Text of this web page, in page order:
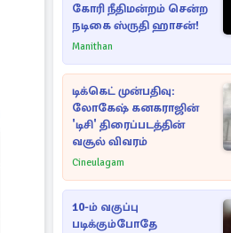
கோரி நீதிமன்றம் சென்ற
நடிகை ஸ்ருதி ஹாசன்!
Manithan
டிக்கெட் முன்பதிவு:
லோகேஷ் கனகராஜின்
'டிசி' திரைப்படத்தின்
வசூல் விவரம்
Cineulagam
10-ம் வகுப்பு
படிக்கும்போதே